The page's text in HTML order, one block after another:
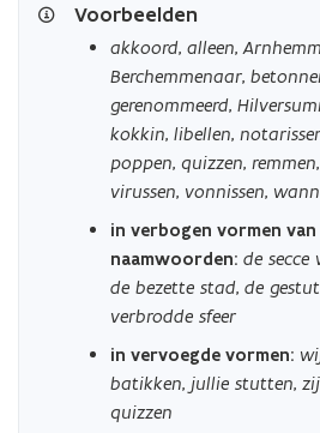
Voorbeelden
akkoord, alleen,
Berchemmenaar,
gerenommeerd,
kokkin, libellen,
poppen, quizzen, remmen,
virussen, vonnissen,
in verbogen vormen
naamwoorden: de secce
de bezette stad, de
verbrodde sfeer
in vervoegde vormen:
batikken, jullie stutten,
quizzen